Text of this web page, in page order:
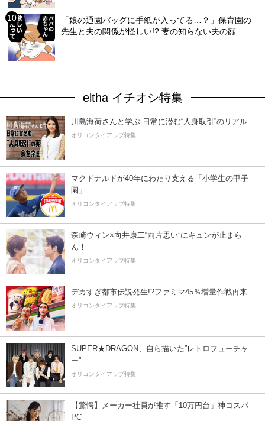
「娘の通園バッグに手紙が入ってる…？」保育園の
先生と夫の関係が怪しい!? 妻の知らない夫の顔
eltha イチオシ特集
川島海荷さんと学ぶ 日常に潜む“人身取引”のリアル
オリコンタイアップ特集
マクドナルドが40年にわたり支える「小学生の甲子
園」
オリコンタイアップ特集
森崎ウィン×向井康二“両片思い”にキュンが止まら
ん！
オリコンタイアップ特集
デカすぎ都市伝説発生!?ファミマ45％増量作戦再来
オリコンタイアップ特集
SUPER★DRAGON、自ら描いた”レトロフューチャ
ー”
オリコンタイアップ特集
【驚愕】メーカー社員が推す「10万円台」神コスパ
PC